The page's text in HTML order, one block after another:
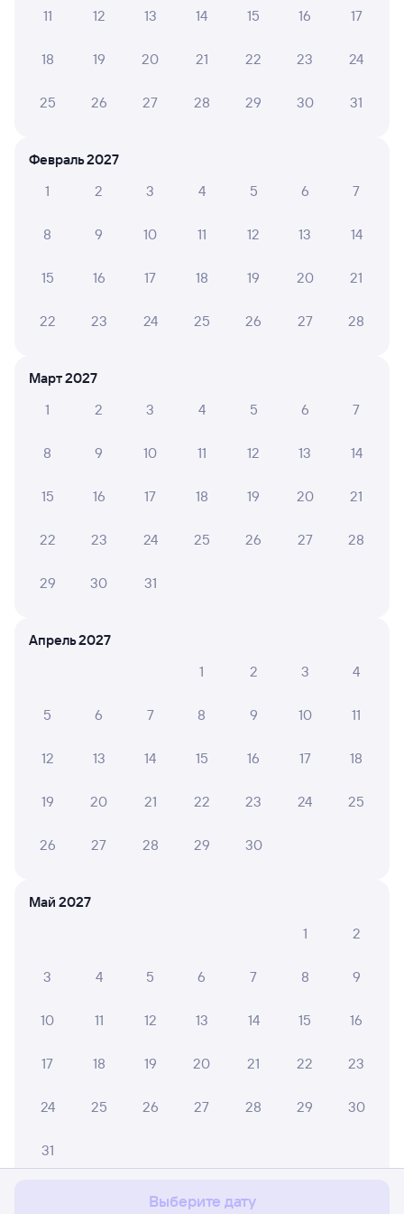
Узнайте маршрут пассажирских поездов РЖД из Верховья
расписание движения поездов в 2026 году.
Подробнее
Про расписание Верховье — Осиповичи-1
Между городами ходит 0 поездов.
Билеты РЖД
Способы оплаты
Правила работы сервиса
А ещё здесь можно найти
с сайтом.
11 12 13 14 15 16 17
18 19 20 21 22 23 24
25 26 27 28 29 30 31
Февраль 2027
1
2 3 4 5 6 7
8 9 10 11 12 13 14
15 16 17 18 19 20 21
22 23 24 25 26 27 28
Март 2027
1
2 3 4 5 6 7
8 9 10 11 12 13 14
15 16 17 18 19 20 21
22 23 24 25 26 27 28
29 30 31
Апрель 2027
1
2 3 4
5 6 7 8 9 10 11
12 13 14 15 16 17 18
19 20 21 22 23 24 25
26 27 28 29 30
Май 2027
1
2
3 4 5 6 7 8 9
10 11 12 13 14 15 16
17 18 19 20 21 22 23
24 25 26 27 28 29 30
31
Выберите дату